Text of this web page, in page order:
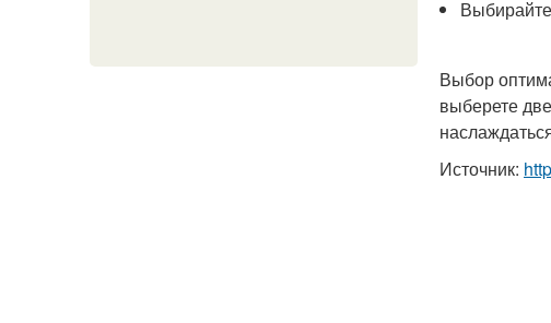
Выбор
выберете
Источник: